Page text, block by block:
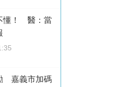
懂！ 醫：當
嘉義市加碼